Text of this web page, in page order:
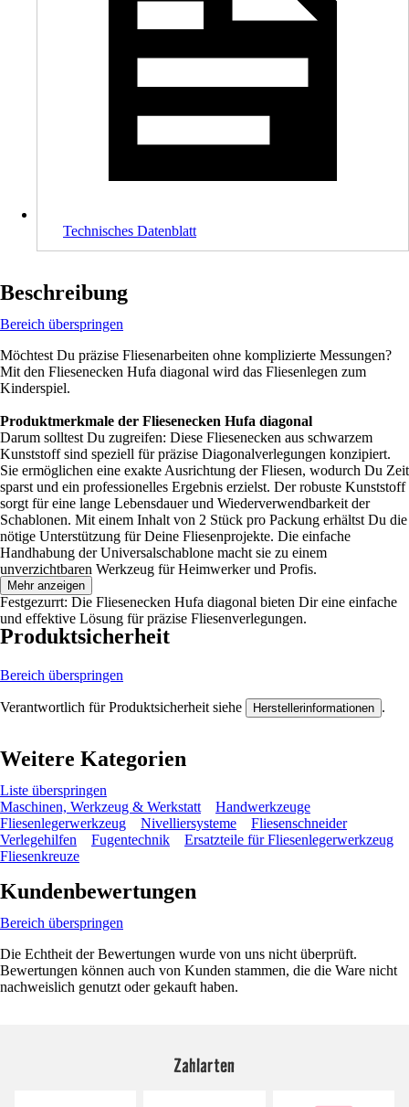
Technisches Datenblatt
Beschreibung
Bereich überspringen
Möchtest Du präzise Fliesenarbeiten ohne komplizierte Messungen?
Mit den Fliesenecken Hufa diagonal wird das Fliesenlegen zum
Kinderspiel.
Produktmerkmale der Fliesenecken Hufa diagonal
Darum solltest Du zugreifen: Diese Fliesenecken aus schwarzem
Kunststoff sind speziell für präzise Diagonalverlegungen konzipiert.
Sie ermöglichen eine exakte Ausrichtung der Fliesen, wodurch Du Zeit
sparst und ein professionelles Ergebnis erzielst. Der robuste Kunststoff
sorgt für eine lange Lebensdauer und Wiederverwendbarkeit der
Schablonen. Mit einem Inhalt von 2 Stück pro Packung erhältst Du die
nötige Unterstützung für Deine Fliesenprojekte. Die einfache
Handhabung der Universalschablone macht sie zu einem
unverzichtbaren Werkzeug für Heimwerker und Profis.
Festgezurrt: Die Fliesenecken Hufa diagonal bieten Dir eine einfache
und effektive Lösung für präzise Fliesenverlegungen.
Mehr anzeigen
Produktsicherheit
Bereich überspringen
Verantwortlich für Produktsicherheit siehe Herstellerinformationen .
Weitere Kategorien
Liste überspringen
Maschinen, Werkzeug & Werkstatt
Handwerkzeuge
Fliesenlegerwerkzeug
Nivelliersysteme
Fliesenschneider
Verlegehilfen
Fugentechnik
Ersatzteile für Fliesenlegerwerkzeug
Fliesenkreuze
Kundenbewertungen
Bereich überspringen
Die Echtheit der Bewertungen wurde von uns nicht überprüft.
Bewertungen können auch von Kunden stammen, die die Ware nicht
nachweislich genutzt oder gekauft haben.
Zahlarten